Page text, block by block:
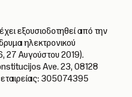
εξουσιοδοτηθεί από την
ηλεκτρονικού
27 Αυγούστου 2019).
Ave. 23, 08128
εταιρείας: 305074395